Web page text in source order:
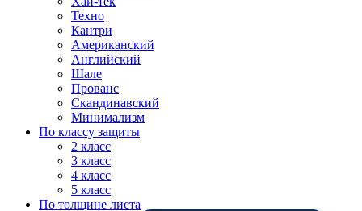
Техно
Кантри
Американский
Английский
Шале
Прованс
Скандинавский
Минимализм
По классу защиты
2 класс
3 класс
4 класс
5 класс
По толщине листа